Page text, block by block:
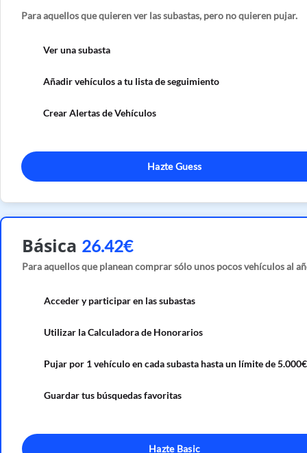
Para aquellos que quieren ver las subastas, pero no quieren pujar.
Ver una subasta
Añadir vehículos a tu lista de seguimiento
Crear Alertas de Vehículos
Hazte Guess
Básica 26.42€
Para aquellos que planean comprar sólo unos pocos vehículos al
Acceder y participar en las subastas
Utilizar la Calculadora de Honorarios
Pujar por 1 vehículo en cada subasta hasta un límite de 5.000€
Guardar tus búsquedas favoritas
Hazte Basic